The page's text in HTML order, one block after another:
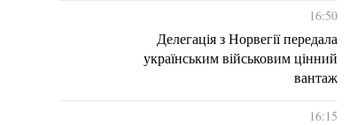
16:50
Делегація з Норвегії передала
українським військовим цінний
вантаж
16:15